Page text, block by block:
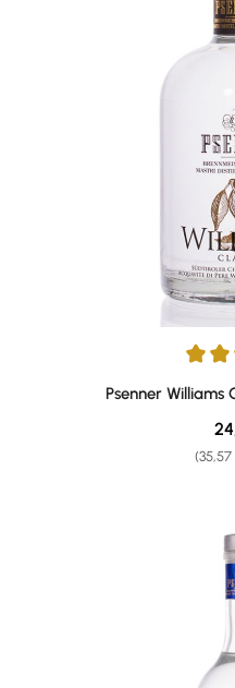
Durchschnittliche
Psenner Williams
(35,57